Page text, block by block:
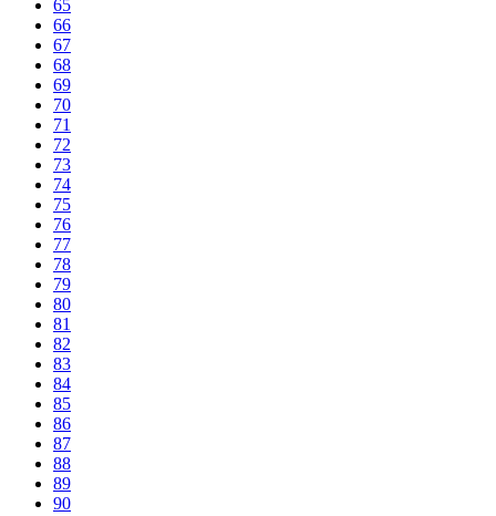
65
66
67
68
69
70
71
72
73
74
75
76
77
78
79
80
81
82
83
84
85
86
87
88
89
90